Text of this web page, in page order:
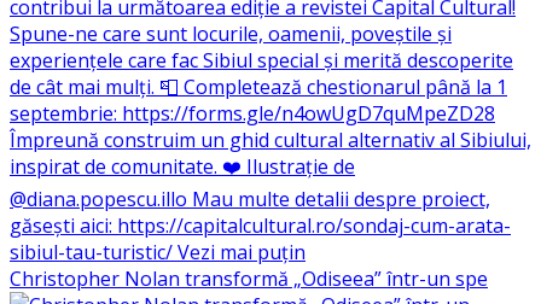
Christopher Nolan transformă „Odiseea” într-un spe